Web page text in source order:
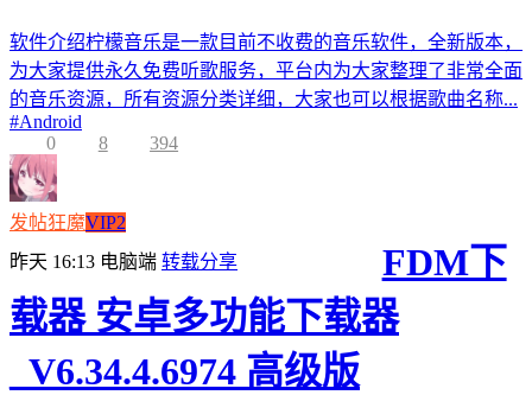
软件介绍柠檬音乐是一款目前不收费的音乐软件，全新版本，
为大家提供永久免费听歌服务，平台内为大家整理了非常全面
的音乐资源，所有资源分类详细，大家也可以根据歌曲名称...
#Android
0
8 394
发帖狂魔VIP2
昨天 16:13 电脑端 转载分享
FDM下
载器 安卓多功能下载器
_V6.34.4.6974 高级版